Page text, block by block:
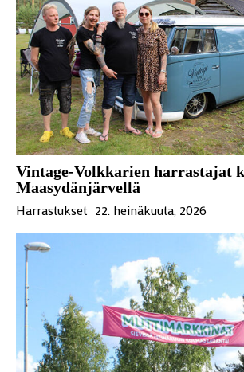
Vintage-Volkkarien harrastajat
Maasydänjärvellä
Harrastukset 22. heinäkuuta, 2026